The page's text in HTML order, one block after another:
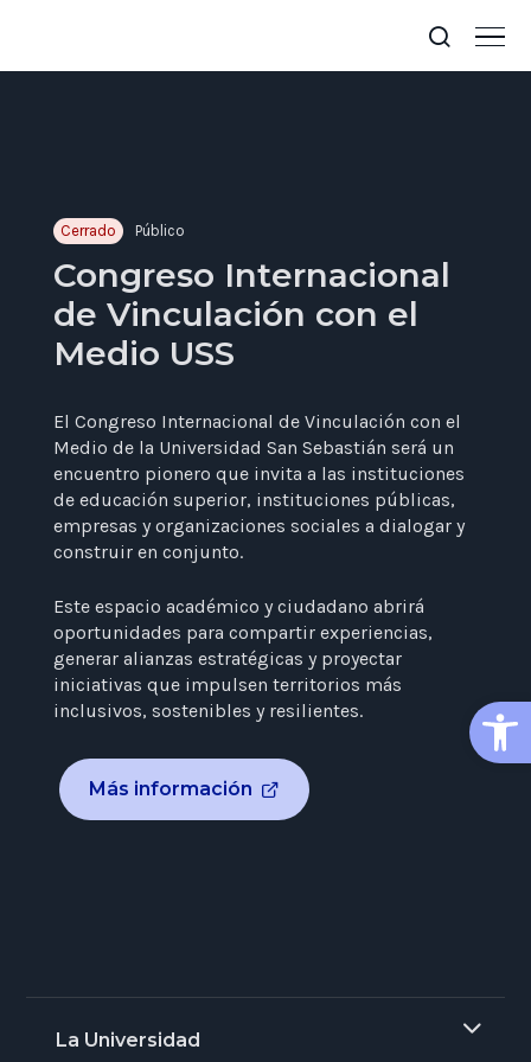
Cerrado Público
Congreso Internacional
de Vinculación con el
Medio USS
El Congreso Internacional de Vinculación con el
Medio de la Universidad San Sebastián será un
encuentro pionero que invita a las instituciones
de educación superior, instituciones públicas,
empresas y organizaciones sociales a dialogar y
construir en conjunto.
Este espacio académico y ciudadano abrirá
oportunidades para compartir experiencias,
generar alianzas estratégicas y proyectar
iniciativas que impulsen territorios más
inclusivos, sostenibles y resilientes.
Más información
La Universidad